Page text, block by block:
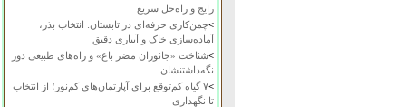
رایج و راه‌حل سریع
>چمن‌کاری حرفه‌ای در تابستان: انتخاب بذر،
آماده‌سازی خاک و آبیاری دقیق
>شناخت «جانوران مضر باغ» و راه‌های طبیعی دور
نگه‌داشتنشان
>
۷ گیاه کم‌توقع برای آپارتمان‌های کم‌نور؛ از انتخاب
تا نگهداری